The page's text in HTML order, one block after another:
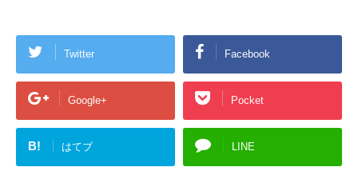
Twitter Facebook
Google+ Pocket
B! はてブ LINE